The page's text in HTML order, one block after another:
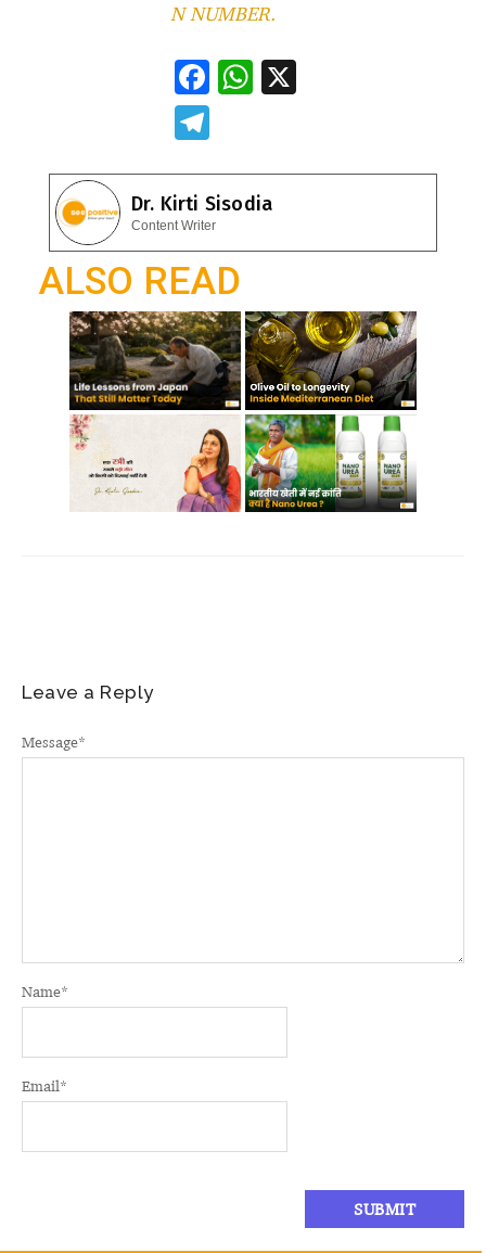
N NUMBER.
F
b
o
o
k
W
s
A
p
e
gr
a
m
Dr. Kirti Sisodia
Content Writer
ALSO READ
Leave a Reply
Message*
Name*
Email*